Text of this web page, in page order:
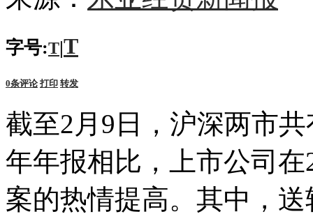
字号:T|T
0条评论 打印 转发
截至2月9日，沪深两市
年年报相比，上市公司
案的热情提高。其中，